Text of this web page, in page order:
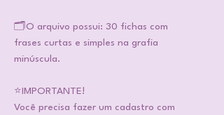
🗂️O arquivo possui: 30 fichas com
frases curtas e simples na grafia
minúscula.
⭐IMPORTANTE!
Você precisa fazer um cadastro com